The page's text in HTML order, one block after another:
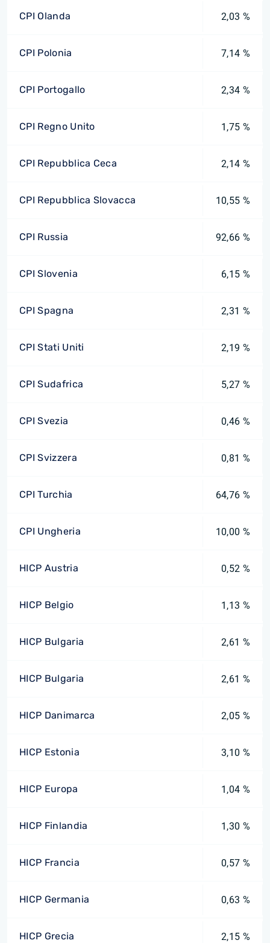
CPI Olanda 2,03 %
CPI Polonia 7,14 %
CPI Portogallo 2,34 %
CPI Regno Unito 1,75 %
CPI Repubblica Ceca 2,14 %
CPI Repubblica Slovacca 10,55 %
CPI Russia 92,66 %
CPI Slovenia 6,15 %
CPI Spagna 2,31 %
CPI Stati Uniti 2,19 %
CPI Sudafrica 5,27 %
CPI Svezia 0,46 %
CPI Svizzera 0,81 %
CPI Turchia 64,76 %
CPI Ungheria 10,00 %
HICP Austria 0,52 %
HICP Belgio 1,13 %
HICP Bulgaria 2,61 %
HICP Bulgaria 2,61 %
HICP Danimarca 2,05 %
HICP Estonia 3,10 %
HICP Europa 1,04 %
HICP Finlandia 1,30 %
HICP Francia 0,57 %
HICP Germania 0,63 %
HICP Grecia 2,15 %